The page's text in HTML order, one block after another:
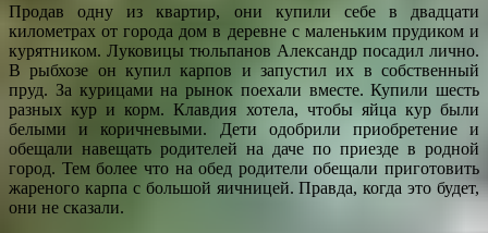
Продав одну из квартир, они купили себе в двадцати
километрах от города дом в деревне с маленьким прудиком и
курятником. Луковицы тюльпанов Александр посадил лично.
В рыбхозе он купил карпов и запустил их в собственный
пруд. За курицами на рынок поехали вместе. Купили шесть
разных кур и корм. Клавдия хотела, чтобы яйца кур были
белыми и коричневыми. Дети одобрили приобретение и
обещали навещать родителей на даче по приезде в родной
город. Тем более что на обед родители обещали приготовить
жареного карпа с большой яичницей. Правда, когда это будет,
они не сказали.